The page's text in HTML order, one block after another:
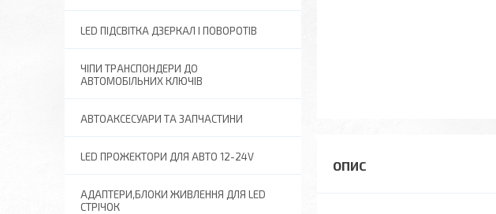
LED ПІДСВІТКА ДЗЕРКАЛ І ПОВОРОТІВ
ЧІПИ ТРАНСПОНДЕРИ ДО
АВТОМОБІЛЬНИХ КЛЮЧІВ
АВТОАКСЕСУАРИ ТА ЗАПЧАСТИНИ
LED ПРОЖЕКТОРИ ДЛЯ АВТО 12-24V
АДАПТЕРИ,БЛОКИ ЖИВЛЕННЯ ДЛЯ LED
СТРІЧОК